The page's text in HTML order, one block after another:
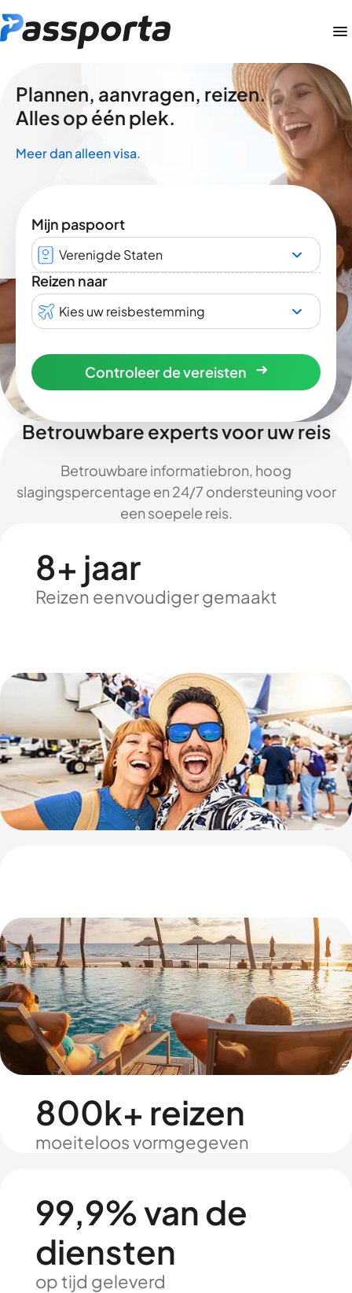
Plannen, aanvragen, reizen.
Alles op één plek.
Meer dan alleen visa.
Mijn paspoort
Verenigde Staten
Reizen naar
Kies uw reisbestemming
Controleer de vereisten
Betrouwbare experts voor uw reis
Betrouwbare informatiebron, hoog
slagingspercentage en 24/7 ondersteuning voor
een soepele reis.
8+ jaar
Reizen eenvoudiger gemaakt
800k+ reizen
moeiteloos vormgegeven
99,9% van de
diensten
op tijd geleverd